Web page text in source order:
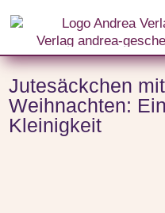
Start Themenwelten/Bonbons und
Weihnachten: Eine klitzekleine Kleinigkeit
Jutesäckchen
Weihnachten:
Kleinigkeit